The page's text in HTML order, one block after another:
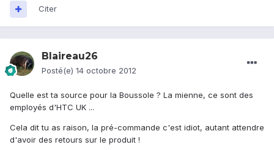
Citer
Blaireau26
Posté(e) 14 octobre 2012
Quelle est ta source pour la Boussole ? La mienne, ce sont des
employés d'HTC UK ...
Cela dit tu as raison, la pré-commande c'est idiot, autant attendre
d'avoir des retours sur le produit !